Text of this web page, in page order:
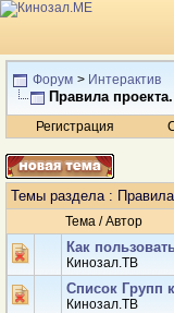
Форум > Интерактив
Правила
Регистрация
Темы раздела:
Тема /Автор
Как
Кинозал.ТВ
Список Групп
Кинозал.ТВ